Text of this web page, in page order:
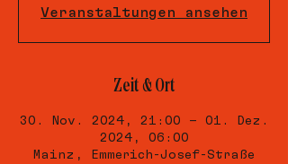
Veranstaltungen ansehen
Zeit & Ort
30. Nov. 2024, 21:00 – 01. Dez.
2024, 06:00
Mainz, Emmerich-Josef-Straße